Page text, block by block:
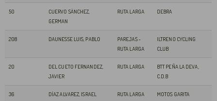
50
CUERVO SÁNCHEZ,
GERMAN
RUTA LARGA DEBRA
208 DAUNESSE LUIS, PABLO
PAREJAS -
RUTA LARGA
ILTRENO CYCLING
CLUB
20
DEL CUETO FERNANDEZ,
JAVIER
RUTA LARGA
BTT PEÑA LA DEVA,
C.D.B
36 DÍAZ ALVAREZ, ISRAEL RUTA LARGA MOTOS GARITA